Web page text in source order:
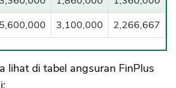
5,600,000 3,100,000 2,266,667
lihat di tabel angsuran FinPlus